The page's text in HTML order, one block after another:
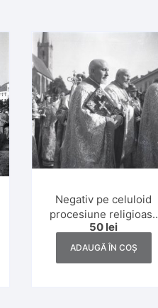
Negativ pe celuloid
procesiune religioasă
greco-catolică, Dej,
anii 1930
50 lei
ADAUGĂ ÎN COȘ